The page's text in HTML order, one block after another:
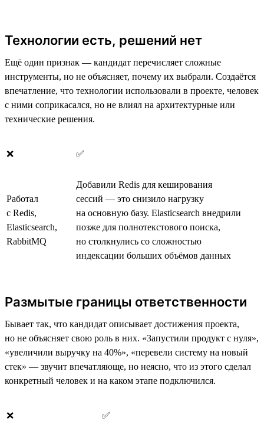
Технологии есть, решений нет
Ещё один признак — кандидат перечисляет сложные
инструменты, но не объясняет, почему их выбрали. Создаётся
впечатление, что технологии использовали в проекте, человек
с ними соприкасался, но не влиял на архитектурные или
технические решения.
❌ ✅
Работал
с Redis,
Elasticsearch,
RabbitMQ
Добавили Redis для кеширования
сессий — это снизило нагрузку
на основную базу. Elasticsearch внедрили
позже для полнотекстового поиска,
но столкнулись со сложностью
индексации больших объёмов данных
Размытые границы ответственности
Бывает так, что кандидат описывает достижения проекта,
но не объясняет свою роль в них. «Запустили продукт с нуля»,
«увеличили выручку на 40%», «перевели систему на новый
стек» — звучит впечатляюще, но неясно, что из этого сделал
конкретный человек и на каком этапе подключился.
❌ ✅